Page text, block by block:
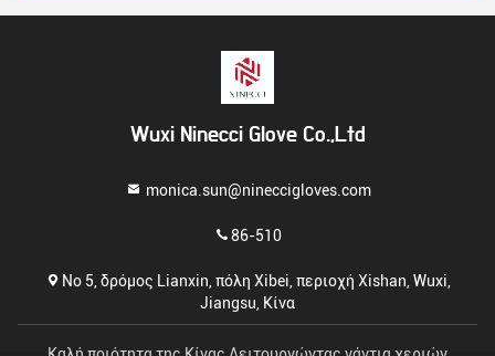
Wuxi Ninecci Glove Co.,Ltd
monica.sun@nineccigloves.com
86-510
Νο 5, δρόμος Lianxin, πόλη Xibei, περιοχή Xishan, Wuxi,
Jiangsu, Κίνα